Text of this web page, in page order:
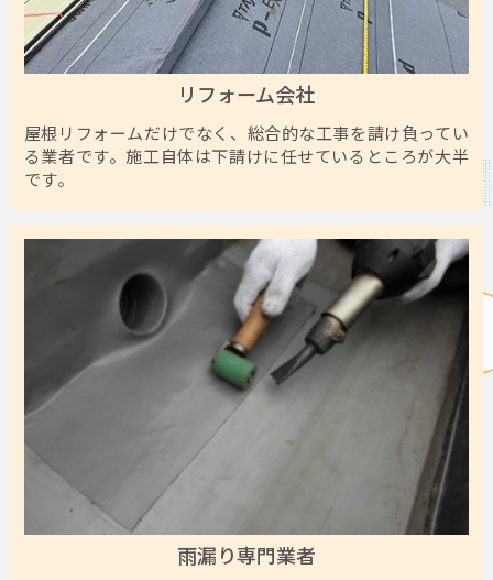
リフォーム会社
屋根リフォームだけでなく、総合的な工事を請け負ってい
る業者です。施工自体は下請けに任せているところが大半
です。
雨漏り専門業者